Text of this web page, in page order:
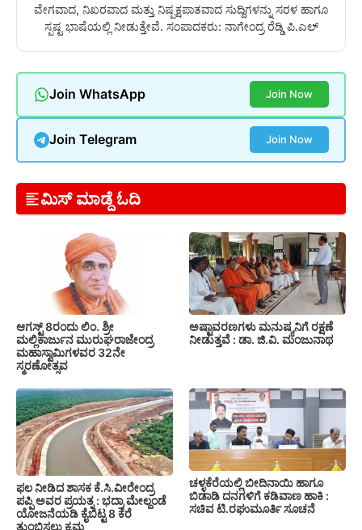
ವೇಗವಾದ, ನಿಖರವಾದ ಮತ್ತು ನಿಷ್ಪಕ್ಷಪಾತವಾದ ಸುದ್ದಿಗಳನ್ನು ಸರಳ ಹಾಗೂ
ಸ್ಪಷ್ಟ ಭಾಷೆಯಲ್ಲಿ ನೀಡುತ್ತೇವೆ. ಸಂಪಾದಕರು: ನಾಗೇಂದ್ರ ರೆಡ್ಡಿ ಪಿ.ಎಲ್
Join WhatsApp Join Now
Join Telegram Join Now
ಮಿಸ್ ಮಾಡ್ದೆ ಓದಿ
ಆಗಸ್ಟ್ 8ರಂದು ಲಿಂ. ಶ್ರೀ
ಮಲ್ಲಿಕಾರ್ಜುನ ಮುರುಘರಾಜೇಂದ್ರ
ಮಹಾಸ್ವಾಮಿಗಳವರ 32ನೇ
ಸ್ಮರಣೋತ್ಸವ
ಅಷ್ಟಾವರಣಗಳು ಮನುಷ್ಯನಿಗೆ ರಕ್ಷಣೆ
ನೀಡುತ್ತವೆ : ಡಾ. ಜಿ.ವಿ. ಮಂಜುನಾಥ
ಫಲ ನೀಡಿದ ಶಾಸಕ ಕೆ.ಸಿ.ವೀರೇಂದ್ರ
ಪಪ್ಪಿ ಅವರ ಪ್ರಯತ್ನ : ಭದ್ರಾ ಮೇಲ್ದಂಡೆ
ಯೋಜನೆಯಡಿ ಕೈಬಿಟ್ಟ 8 ಕೆರೆ
ತುಂಬಿಸಲು ಕ್ರಮ
ಚಳ್ಳಕೆರೆಯಲ್ಲಿ ಬೀದಿನಾಯಿ ಹಾಗೂ
ಬಿಡಾಡಿ ದನಗಳಿಗೆ ಕಡಿವಾಣ ಹಾಕಿ :
ಸಚಿವ ಟಿ.ರಘುಮೂರ್ತಿ ಸೂಚನೆ